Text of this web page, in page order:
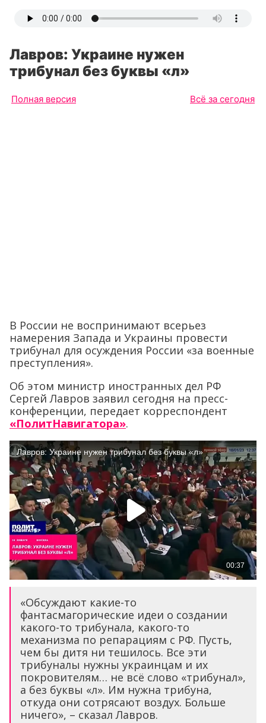
Лавров: Украине нужен
трибунал без буквы «л»
Полная версия Всё за сегодня
В России не воспринимают всерьез
намерения Запада и Украины провести
трибунал для осуждения России «за военные
преступления».
Об этом министр иностранных дел РФ
Сергей Лавров заявил сегодня на пресс-
конференции, передает корреспондент
«ПолитНавигатора».
«Обсуждают какие-то
фантасмагорические идеи о создании
какого-то трибунала, какого-то
механизма по репарациям с РФ. Пусть,
чем бы дитя ни тешилось. Все эти
трибуналы нужны украинцам и их
покровителям… не всё слово «трибунал»,
а без буквы «л». Им нужна трибуна,
откуда они сотрясают воздух. Больше
ничего», – сказал Лавров.